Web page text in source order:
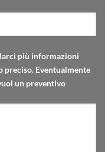
più informazioni
Eventualmente
un preventivo